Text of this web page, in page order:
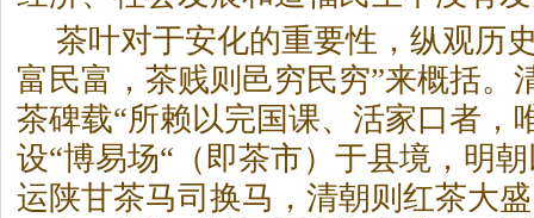
茶叶对于安化的重要性，纵观历
富民富，茶贱则邑穷民穷”来概括。
茶碑载“所赖以完国课、活家口者，
设“博易场“（即茶市）于县境，明
运陕甘茶马司换马，清朝则红茶大